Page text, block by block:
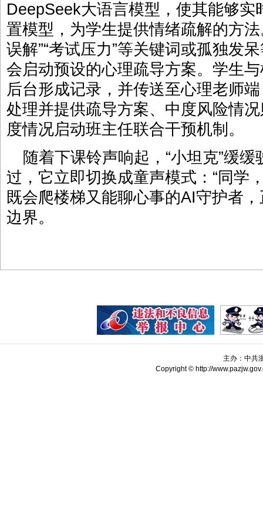
DeepSeek大语言模型，使其能够
置模型，为学生提供情绪疏解的方
误解”“考试压力”等关键词或孤独发
会启动预设的心理疏导方案。学生
后台形成记录，并传送至心理老师
处理并提供疏导方案、中度风险情
度情况启动班主任联合干预机制。
随着下课铃声响起，“小坦克”缓
过，它立即切换成童声模式：“同学
既会爬楼梯又能聊心事的AI守护者
边界。
主办：中共
Copyright © http://